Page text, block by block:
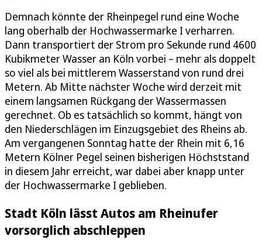
Demnach könnte der Rheinpegel rund eine Woche
lang oberhalb der Hochwassermarke I verharren.
Dann transportiert der Strom pro Sekunde rund 4600
Kubikmeter Wasser an Köln vorbei – mehr als doppelt
so viel als bei mittlerem Wasserstand von rund drei
Metern. Ab Mitte nächster Woche wird derzeit mit
einem langsamen Rückgang der Wassermassen
gerechnet. Ob es tatsächlich so kommt, hängt von
den Niederschlägen im Einzugsgebiet des Rheins ab.
Am vergangenen Sonntag hatte der Rhein mit 6,16
Metern Kölner Pegel seinen bisherigen Höchststand
in diesem Jahr erreicht, war dabei aber knapp unter
der Hochwassermarke I geblieben.
Stadt Köln lässt Autos am Rheinufer
vorsorglich abschleppen